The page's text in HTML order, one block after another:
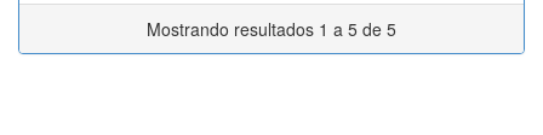
Mostrando resultados 1 a 5 de 5